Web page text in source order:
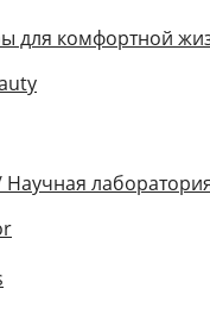
для комфортной
Научная